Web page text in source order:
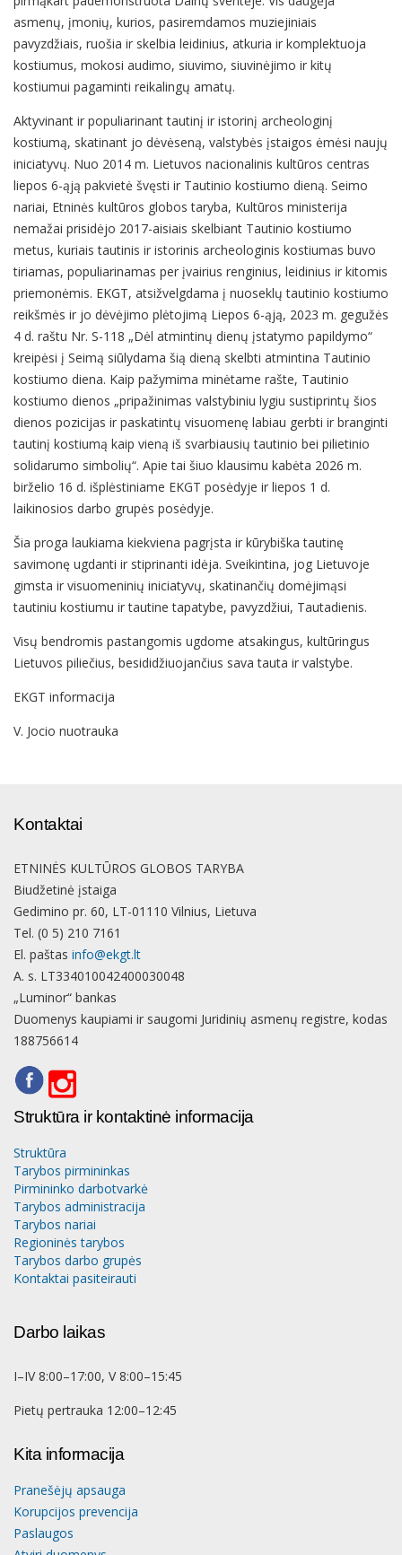
asmenų, įmonių, kurios, pasiremdamos muziejiniais
pavyzdžiais, ruošia ir skelbia leidinius, atkuria ir komplektuoja
kostiumus, mokosi audimo, siuvimo, siuvinėjimo ir kitų
kostiumui pagaminti reikalingų amatų.
Aktyvinant ir populiarinant tautinį ir istorinį archeologinį
kostiumą, skatinant jo dėvėseną, valstybės įstaigos ėmėsi naujų
iniciatyvų. Nuo 2014 m. Lietuvos nacionalinis kultūros centras
liepos 6-ąją pakvietė švęsti ir Tautinio kostiumo dieną. Seimo
nariai, Etninės kultūros globos taryba, Kultūros ministerija
nemažai prisidėjo 2017-aisiais skelbiant Tautinio kostiumo
metus, kuriais tautinis ir istorinis archeologinis kostiumas buvo
tiriamas, populiarinamas per įvairius renginius, leidinius ir kitomis
priemonėmis. EKGT, atsižvelgdama į nuoseklų tautinio kostiumo
reikšmės ir jo dėvėjimo plėtojimą Liepos 6-ąją, 2023 m. gegužės
4 d. raštu Nr. S-118 „Dėl atmintinų dienų įstatymo papildymo“
kreipėsi į Seimą siūlydama šią dieną skelbti atmintina Tautinio
kostiumo diena. Kaip pažymima minėtame rašte, Tautinio
kostiumo dienos „pripažinimas valstybiniu lygiu sustiprintų šios
dienos pozicijas ir paskatintų visuomenę labiau gerbti ir branginti
tautinį kostiumą kaip vieną iš svarbiausių tautinio bei pilietinio
solidarumo simbolių“. Apie tai šiuo klausimu kabėta 2026 m.
birželio 16 d. išplėstiniame EKGT posėdyje ir liepos 1 d.
laikinosios darbo grupės posėdyje.
Šia proga laukiama kiekviena pagrįsta ir kūrybiška tautinę
savimonę ugdanti ir stiprinanti idėja. Sveikintina, jog Lietuvoje
gimsta ir visuomeninių iniciatyvų, skatinančių domėjimąsi
tautiniu kostiumu ir tautine tapatybe, pavyzdžiui, Tautadienis.
Visų bendromis pastangomis ugdome atsakingus, kultūringus
Lietuvos piliečius, besididžiuojančius sava tauta ir valstybe.
EKGT informacija
V. Jocio nuotrauka
Kontaktai
ETNINĖS KULTŪROS GLOBOS TARYBA
Biudžetinė įstaiga
Gedimino pr. 60, LT-01110 Vilnius, Lietuva
Tel. (0 5) 210 7161
El. paštas info@ekgt.lt
A. s. LT334010042400030048
„Luminor“ bankas
Duomenys kaupiami ir saugomi Juridinių asmenų registre, kodas
188756614
Struktūra ir kontaktinė informacija
Struktūra
Tarybos pirmininkas
Pirmininko darbotvarkė
Tarybos administracija
Tarybos nariai
Regioninės tarybos
Tarybos darbo grupės
Kontaktai pasiteirauti
Darbo laikas
I–IV 8:00–17:00, V 8:00–15:45
Pietų pertrauka 12:00–12:45
Kita informacija
Pranešėjų apsauga
Korupcijos prevencija
Paslaugos